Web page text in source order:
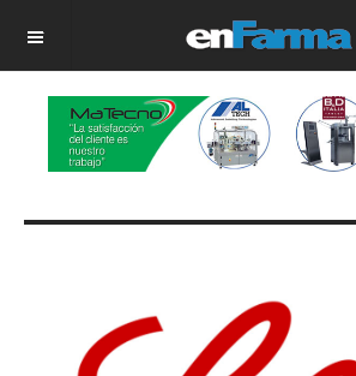
OFF CANVAS